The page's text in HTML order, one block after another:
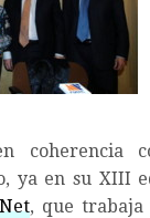
coherencia
ya en su XIII
, que trabaja